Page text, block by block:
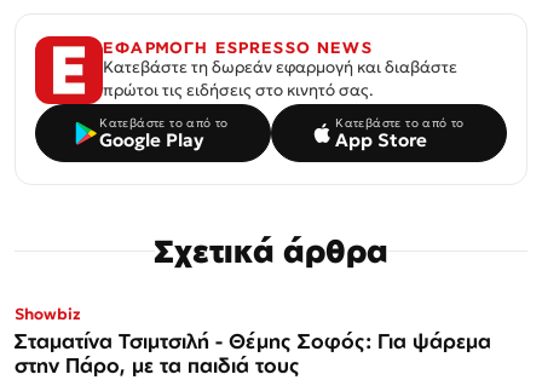
ΕΦΑΡΜΟΓΗ ESPRESSO NEWS
Κατεβάστε τη δωρεάν εφαρμογή και διαβάστε
πρώτοι τις ειδήσεις στο κινητό σας.
Κατεβάστε το από το
Google Play
Κατεβάστε το από το
App Store
Σχετικά άρθρα
Showbiz
Σταματίνα Τσιμτσιλή - Θέμης Σοφός: Για ψάρεμα
στην Πάρο, με τα παιδιά τους